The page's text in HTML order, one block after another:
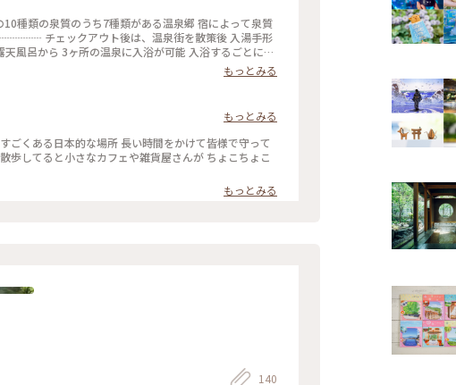
ェックアウト後は、温泉街を散策後 入湯手形
風呂から 3ヶ所の温泉に入浴が可能 入浴するごとに旅
風呂のや宿の写真はHPを参照ください * ①山の宿 新
徴 * ②旅館 美里 白濁色や水色、緑などなど 時間によ
明色でした✨️ * ③夢竜胆 川を眺める露天風呂（男風
湯加減でした♨️ #九州 #熊本 #阿蘇 #南小国町 #日本百
#夢竜胆 #湯めぐり
もっとみる
もっとみる
ごくある日本的な場所 長い時間をかけて皆様で守って
歩してると小さなカフェや雑貨屋さんが ちょこちょこ
もっとみる
140